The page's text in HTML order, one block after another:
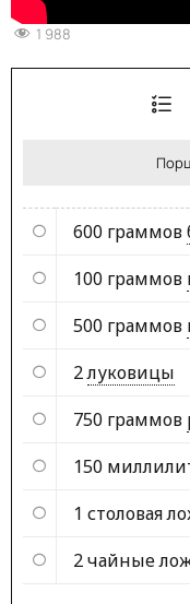
1 988
600 граммов
100 граммов
500 граммов
2луковицы
750 граммов
150
1 столовая
2 чайные